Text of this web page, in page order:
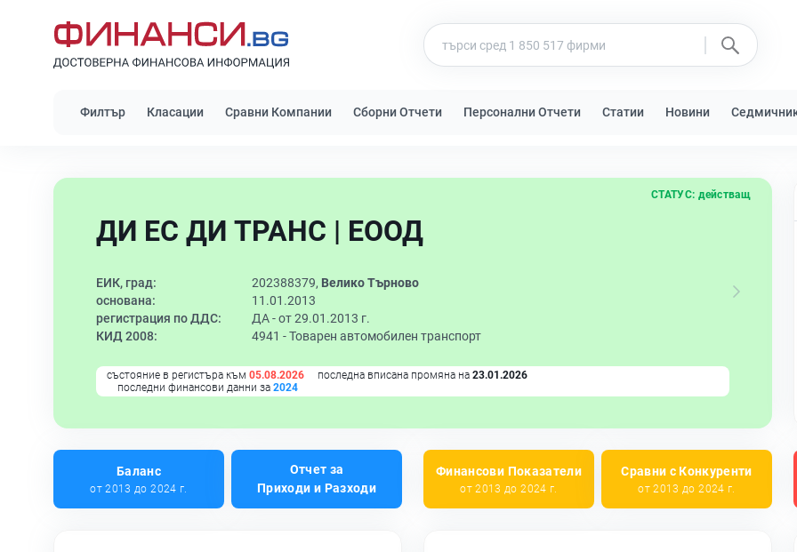
Филтър Класации Сравни Компании Сборни Отчети Персонални Отчети Статии Новини
ДИ ЕС ДИ ТРАНС | ЕООД
СТАТУС: действащ
ЕИК, град: 202388379, Велико Търново
основана:
11.01.2013
регистрация по ДДС:
ДА - от 29.01.2013 г.
КИД 2008:
4941 -Товарен автомобилен транспорт
състояние в регистъра към 05.08.2026 последна вписана промяна на 23.01.2026
последни финансови данни за 2024
Баланс
от 2013 до 2024 г.
Отчет за
Приходи и Разходи
Финансови Показатели
от 2013 до 2024 г.
Сравни с Конкуренти
от 2013 до 2024 г.